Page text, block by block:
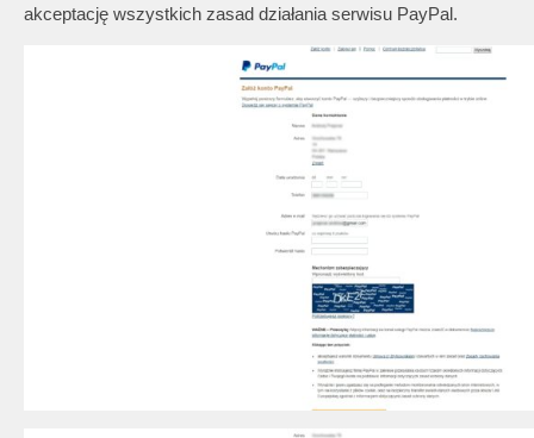
akceptację wszystkich zasad działania serwisu PayPal.